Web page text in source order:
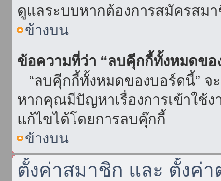
ดูแลระบบหากต้องการสมัครสม
ข้างบน
ข้อความที่ว่า “ลบคุีกกี้ทั้งหมดขอ
“ลบคุีกกี้ทั้งหมดของบอร์ดนี้” จ
หากคุณมีปัญหาเรื่องการเข้าใช้
แก้ไขได้โดยการลบคุ๊กกี้
ข้างบน
ตั้งค่าสมาชิก และ ตั้งค่า